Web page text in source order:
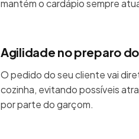
mantém o cardápio sempre
Agilidade no preparo
O pedido do seu cliente vai
cozinha, evitando possíveis
por parte do garçom.